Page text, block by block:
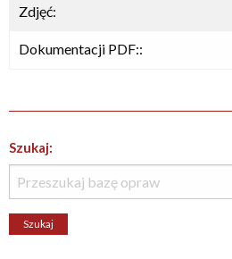
Zdjęć:
Dokumentacji PDF::
Szukaj: